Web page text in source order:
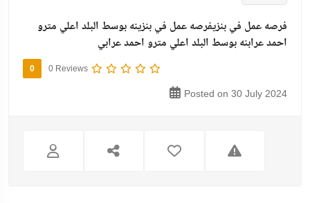
فرصه عمل في بنزيفرصه عمل في بنزينه بوسط البلد اعلي مترو
احمد عرابنه بوسط البلد اعلي مترو احمد عرابي
0 0 Reviews
Posted on 30 July 2024